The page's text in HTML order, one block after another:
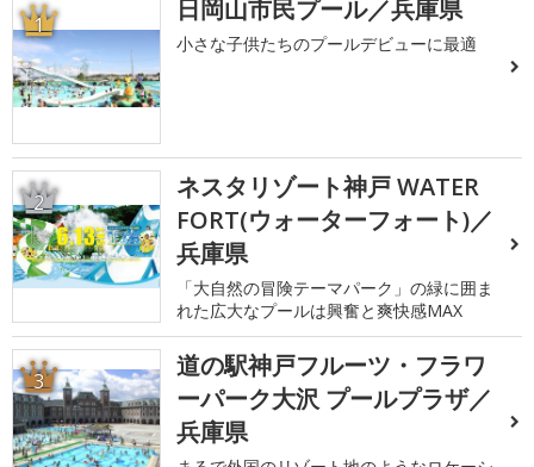
1 日岡山市民プール／兵庫県
小さな子供たちのプールデビューに最適
2
ネスタリゾート神戸 WATER
FORT(ウォーターフォート)／
兵庫県
「大自然の冒険テーマパーク」の緑に囲ま
れた広大なプールは興奮と爽快感MAX
3
道の駅神戸フルーツ・フラワ
ーパーク大沢 プールプラザ／
兵庫県